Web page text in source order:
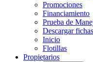
Promociones
Financiamiento
Prueba de
Descargar
Inicio
Flotillas
Propietarios